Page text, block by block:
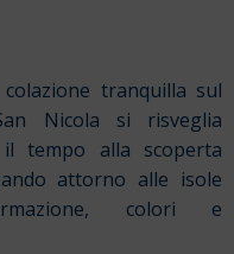
tranquilla sul
Nicola si risveglia
il tempo alla scoperta
attorno alle isole
colori e